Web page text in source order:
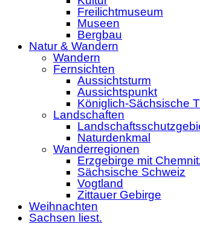
Freilichtmuseum
Museen
Bergbau
Natur & Wandern
Wandern
Fernsichten
Aussichtsturm
Aussichtspunkt
Königlich-Sächsische
Landschaften
Naturdenkmal
Wanderregionen
Erzgebirge mit
Sächsische Schweiz
Vogtland
Zittauer Gebirge
Weihnachten
Sachsen liest.